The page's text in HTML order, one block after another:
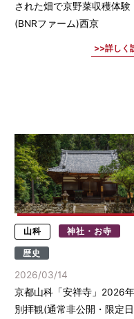
された畑で京野菜収穫体験
(BNRファーム)西京
詳しく
山科 神社・お寺
歴史
2026/03/14
京都山科「安祥寺」2026
別拝観(通常非公開・限定